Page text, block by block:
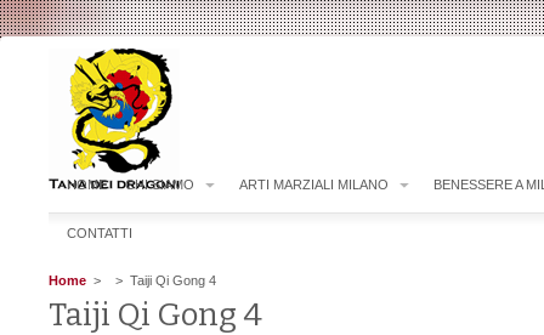
HOME CHI SIAMO ARTI MARZIALI MILANO BENESSERE A
CONTATTI
Home > > Taiji Qi Gong 4
Taiji Qi Gong 4